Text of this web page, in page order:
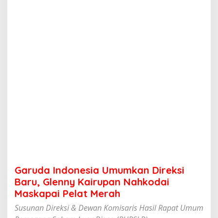
B
a
r
u
,
G
Garuda Indonesia Umumkan Direksi
Baru, Glenny Kairupan Nahkodai
Maskapai Pelat Merah
Susunan Direksi & Dewan Komisaris Hasil Rapat Umum